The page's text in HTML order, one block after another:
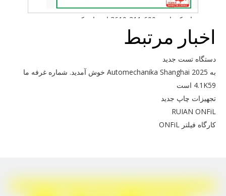
برای کوماتسو 600-311-3610 استفاده کنید
اخبار مرتبط
دستگاه تست جدید
به Automechanika Shanghai 2025 خوش آمدید. شماره غرفه ما
4.1K59 است
تجهیزات چاپ جدید
RUIAN ONFiL
کارگاه فیلتر ONFiL